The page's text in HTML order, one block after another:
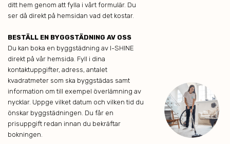
ditt hem genom att fylla i vårt formulär. Du
ser då direkt på hemsidan vad det kostar.
BESTÄLL EN BYGGSTÄDNING AV OSS
Du kan boka en byggstädning av I-SHINE
direkt på vår hemsida. Fyll i dina
kontaktuppgifter, adress, antalet
kvadratmeter som ska byggstädas samt
information om till exempel överlämning av
nycklar. Uppge vilket datum och vilken tid du
önskar byggstädningen. Du får en
prisuppgift redan innan du bekräftar
bokningen.